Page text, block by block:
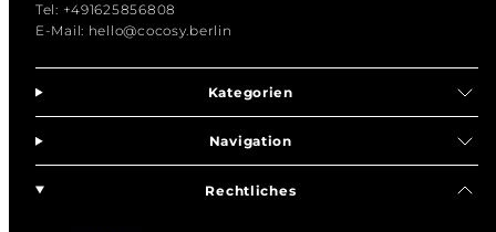
Tel: +491625856808
E-Mail: hello@cocosy.berlin
Kategorien
Navigation
Rechtliches